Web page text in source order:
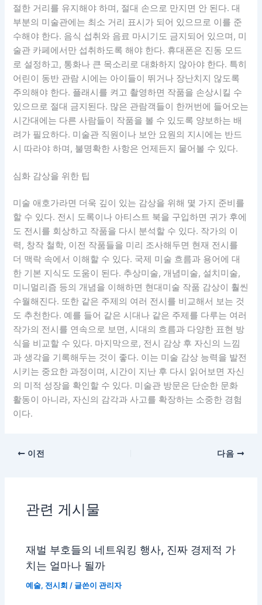
절한 거리를 유지해야 하며, 절대 손으로 만지면 안 된다. 대
부분의 미술관에는 최소 거리 표시가 되어 있으므로 이를 준
수해야 한다. 음식 섭취와 음료 마시기도 금지되어 있으며, 미
술관 카페에서만 섭취하도록 해야 한다. 휴대폰은 진동 모드
로 설정하고, 통화나 큰 목소리로 대화하지 않아야 한다. 특히
어린이 동반 관람 시에는 아이들이 뛰거나 장난치지 않도록
주의해야 한다. 플래시를 켜고 촬영하면 작품을 손상시킬 수
있으므로 절대 금지된다. 많은 관람객들이 한꺼번에 들어오는
시간대에는 다른 사람들이 작품을 볼 수 있도록 양보하는 배
려가 필요하다. 미술관 직원이나 보안 요원의 지시에는 반드
시 따라야 하며, 불명확한 사항은 언제든지 물어볼 수 있다.
심화 감상을 위한 팁
미술 애호가라면 더욱 깊이 있는 감상을 위해 몇 가지 준비를
할 수 있다. 전시 도록이나 아티스트 북을 구입하면 귀가 후에
도 전시를 회상하고 작품을 다시 분석할 수 있다. 작가의 이
력, 창작 철학, 이전 작품들을 미리 조사해두면 현재 전시를
더 맥락 속에서 이해할 수 있다. 국제 미술 흐름과 용어에 대
한 기본 지식도 도움이 된다. 추상미술, 개념미술, 설치미술,
미니멀리즘 등의 개념을 이해하면 현대미술 작품 감상이 훨씬
수월해진다. 또한 같은 주제의 여러 전시를 비교해서 보는 것
도 추천한다. 예를 들어 같은 시대나 같은 주제를 다루는 여러
작가의 전시를 연속으로 보면, 시대의 흐름과 다양한 표현 방
식을 비교할 수 있다. 마지막으로, 전시 감상 후 자신의 느낌
과 생각을 기록해두는 것이 좋다. 이는 미술 감상 능력을 발전
시키는 중요한 과정이며, 시간이 지난 후 다시 읽어보면 자신
의 미적 성장을 확인할 수 있다. 미술관 방문은 단순한 문화
활동이 아니라, 자신의 감각과 사고를 확장하는 소중한 경험
이다.
이전 다음
관련 게시물
재벌 부호들의 네트워킹 행사, 진짜 경제적 가
치는 얼마나 될까
예술, 전시회 / 글쓴이관리자